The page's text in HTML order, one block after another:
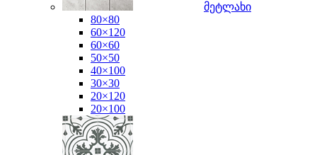
მეტლახი
80×80
60×120
60×60
50×50
40×100
30×30
20×120
20×100